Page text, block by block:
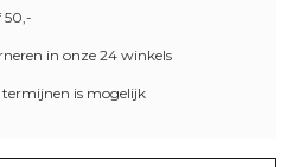
50,-
in onze 24 winkels
is mogelijk